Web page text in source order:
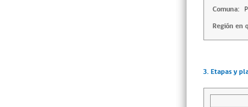
Comuna:
Región en
3. Etapas y